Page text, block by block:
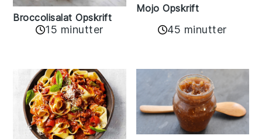
Broccolisalat Opskrift
15 minutter
Mojo Opskrift
45 minutter